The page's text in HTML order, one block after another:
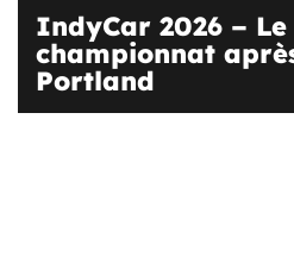
IndyCar 2026 –
championnat
Portland